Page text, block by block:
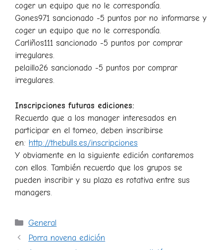
coger un equipo que no le correspondía.
Gones971 sancionado -5 puntos por no informarse y
coger un equipo que no le correspondía.
Carliños111 sancionado -5 puntos por comprar
irregulares.
pelaillo26 sancionado -5 puntos por comprar
irregulares.
Inscripciones futuras ediciones:
Recuerdo que a los manager interesados en
participar en el torneo, deben inscribirse
en: http://thebulls.es/inscripciones
Y obviamente en la siguiente edición contaremos
con ellos. También recuerdo que los grupos se
pueden inscribir y su plaza es rotativa entre sus
managers.
Categorías
General
Porra novena edición